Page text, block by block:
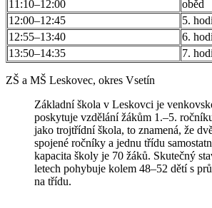
11:10–12:00
oběd
12:00–12:45
5.
12:55–13:40
6.
13:50–14:35
7.
ZŠ a MŠ Leskovec, okres Vsetín
Základní škola v Leskovci je
poskytuje vzdělání žákům 1.–5.
jako trojtřídní škola, to znamená, že
spojené ročníky a jednu třídu
kapacita školy je 70 žáků. Skutečný
letech pohybuje kolem 48–52 dětí s
na třídu.